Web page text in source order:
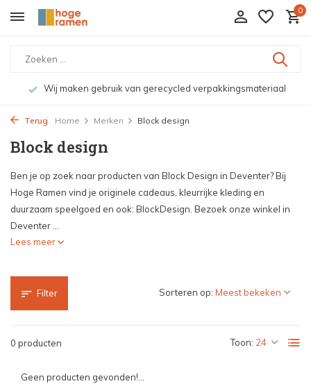
0
Wij maken gebruik van gerecycled verpakkingsmateriaal
Terug Home Merken Block design
Block design
Ben je op zoek naar producten van Block Design in Deventer? Bij
Hoge Ramen vind je originele cadeaus, kleurrijke kleding en
duurzaam speelgoed en ook: BlockDesign. Bezoek onze winkel in
Deventer ...
Lees meer
Filter
0 producten Toon:
Sorteren op:
Geen producten gevonden!...